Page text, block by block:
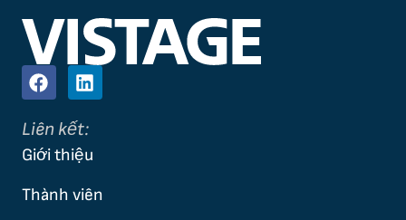
F
a
e
b
o
k
L
i
k
e
d
i
n
Liên kết:
Giới thiệu
Thành viên